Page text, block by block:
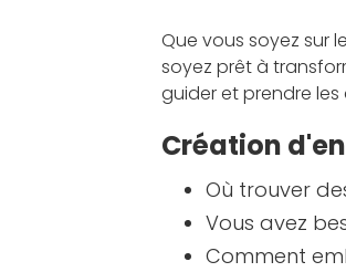
Que vous soyez sur
soyez prêt à
guider et prendre les
Création
Où trouver
Vous avez
Comment